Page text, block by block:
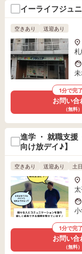
イーライフジュ
空きあり 送迎あり
1分で完
お問い合
（無料）
進学 ・ 就職支援 ・
向け放デイ♪】
空きあり 送迎あり 土
1分で完
お問い合
（無料）